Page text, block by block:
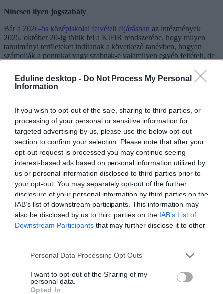
Eduline desktop - Do Not Process My Personal
Information
If you wish to opt-out of the sale, sharing to third parties, or
processing of your personal or sensitive information for
targeted advertising by us, please use the below opt-out
section to confirm your selection. Please note that after your
opt-out request is processed you may continue seeing
interest-based ads based on personal information utilized by
us or personal information disclosed to third parties prior to
your opt-out. You may separately opt-out of the further
disclosure of your personal information by third parties on the
IAB’s list of downstream participants. This information may
also be disclosed by us to third parties on the IAB’s List of
Downstream Participants that may further disclose it to other
Personal Data Processing Opt Outs
I want to opt-out of the Sharing of my
personal data.
Opted In
Nincsen ilyen jogszabály
Bár a 2026-ös középiskolai felvételi eljárásban az intézmények
2025. október 20-ig töltik fel a KIFIR rendszerébe, hogy milyen
tanulmányi területeket indítanak a következő tanévben, hogyan
számolják a pontokat vagy szabnak-e valamilyen egyéb feltételt, de
kötelezően előírnak-e minimumponthatárokat.
Ezzel kapcsolatban az OH azt írta, hogy
a kormány nem alkotott olyan jogszabályt, amely
minimális pontszámot határoz meg a középfokú
felvételi során a középiskolába kerüléshez, az egyes
iskolafenntartók azonban hozhatnak saját hatáskörben
ilyen jellegű ajánlást az intézményeik számára.
Vagyis ez azt jelenti, hogy kötelezően nem lesznek
minimumponthatárok,, de dönthet úgy egy például egy állami
gimnázium, hogy automatikusan elutasítja azokat, akik nem érnek el
egy általa meghatározott minimális pontszámot.
Emiatt érdemes még egyszer alaposan elolvasni a felvételi
tájékoztatót, és a listába tartalékként olyan intézményt is beírni, ahol
a központi írásbeli eredményét nem veszik figyelembe vagy még
akkor sem utasítanak el helyből senkit, ha a vártnál rosszul sikerül
valakinek a központi írásbeli.